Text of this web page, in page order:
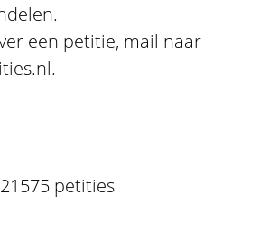
een petitie, mail naar
21575 petities